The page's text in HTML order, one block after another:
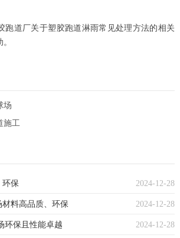
道厂关于塑胶跑道淋雨常见处理方法的相关
场
施工
2024-12-28
环保
2024-12-28
料高品质、环保
2024-12-28
环保且性能卓越